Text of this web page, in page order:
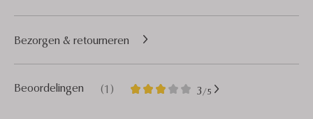
Beoordelingen (1) 3/5
1
3
Bezorgen & retourneren